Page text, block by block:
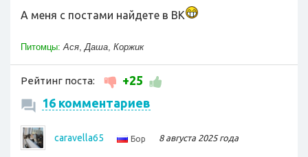
А меня с постами найдете в ВК
Питомцы: Ася,Даша, Коржик
Рейтинг поста:
+25
16 комментариев
caravella65 Бор 8 августа 2025 года